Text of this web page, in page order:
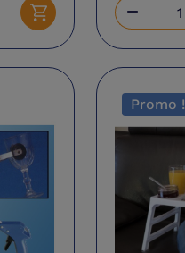
Ajouter au panier

Promo !